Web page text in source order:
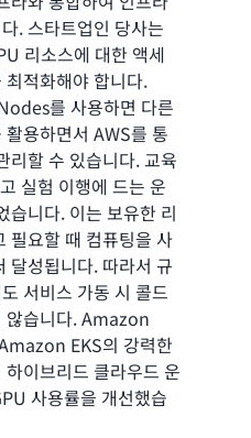
. 스타트업인 당사는
리소스에 대한 액세
적화해야 합니다.
를 사용하면 다른
용하면서 AWS를 통
리할 수 있습니다. 교육
실험 이행에 드는 운
습니다. 이는 보유한 리
필요할 때 컴퓨팅을 사
달성됩니다. 따라서 규
서비스 가동 시 콜드
않습니다. Amazon
EKS의 강력한
이브리드 클라우드 운
사용률을 개선했습